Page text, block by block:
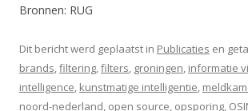
Bronnen: RUG
Dit bericht werd geplaatst in Publicaties en
brands,filtering,filters, groningen, informatie
intelligence, kunstmatige intelligentie,
noord-nederland, open source, opsporing,